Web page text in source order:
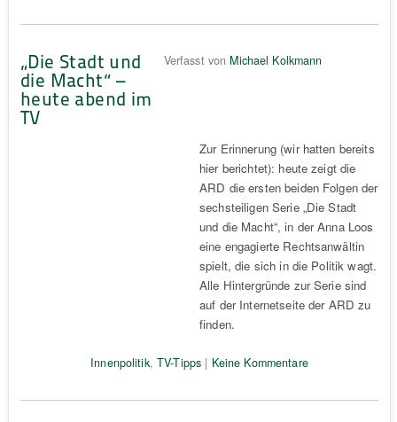
„Die Stadt und
die Macht“ –
heute abend im
TV
Verfasst von Michael Kolkmann
Zur Erinnerung (wir hatten bereits
hier berichtet): heute zeigt die
ARD die ersten beiden Folgen der
sechsteiligen Serie „Die Stadt
und die Macht“, in der Anna Loos
eine engagierte Rechtsanwältin
spielt, die sich in die Politik wagt.
Alle Hintergründe zur Serie sind
auf der Internetseite der ARD zu
finden.
Innenpolitik,TV-Tipps | Keine Kommentare